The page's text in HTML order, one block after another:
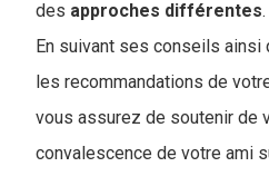
des approches différentes.
En suivant ses conseils ainsi
les recommandations de
vous assurez de soutenir de
convalescence de votre ami